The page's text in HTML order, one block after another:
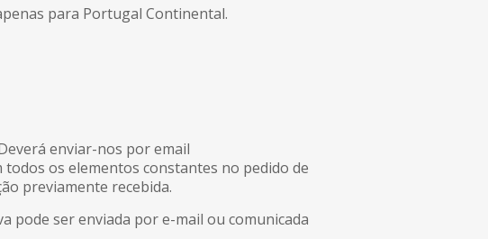
para Portugal Continental.
enviar-nos por email
os elementos constantes no pedido de
previamente recebida.
pode ser enviada por e-mail ou comunicada